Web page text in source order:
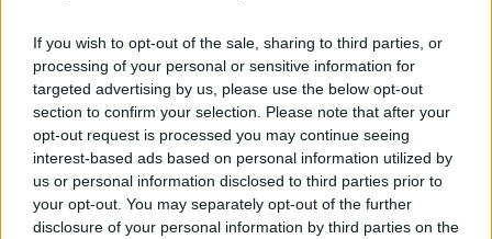
If you wish to opt-out of the sale, sharing to third parties, or
processing of your personal or sensitive information for
targeted advertising by us, please use the below opt-out
section to confirm your selection. Please note that after your
opt-out request is processed you may continue seeing
interest-based ads based on personal information utilized by
us or personal information disclosed to third parties prior to
your opt-out. You may separately opt-out of the further
disclosure of your personal information by third parties on the